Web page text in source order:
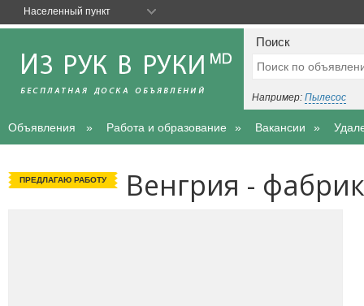
Поиск
Например: Пылесос
Объявления Работа и образование Вакансии
ПРЕДЛАГАЮ РАБОТУ Венгрия -
Населенный пункт